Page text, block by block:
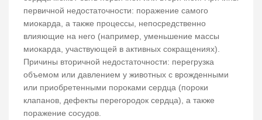
первичной недостаточности: поражение самого
миокарда, а также процессы, непосредственно
влияющие на него (например, уменьшение массы
миокарда, участвующей в активных сокращениях).
Причины вторичной недостаточности: перегрузка
объемом или давлением у животных с врожденными
или приобретенными пороками сердца (пороки
клапанов, дефекты перегородок сердца), а также
поражение сосудов.